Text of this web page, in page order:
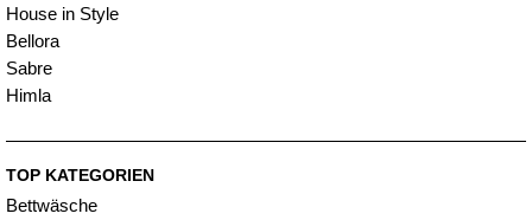
House in Style
Bellora
Sabre
Himla
TOP KATEGORIEN
Bettwäsche